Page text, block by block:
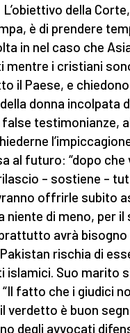
L’obiettivo della
è di prendere
in nel caso che
mentre i cristiani
il Paese, e
donna incolpata
testimonianze,
al futuro: “dopo che
– sostiene –
offrirle subito
niente di meno, per il
avrà
rischia di
islamici. Suo marito
fatto che i giudici
verdetto è buon
degli avvocati